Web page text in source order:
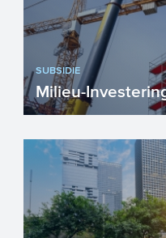
SUBSIDIE
Milieu-
Met de MIA en
ondernemers
in